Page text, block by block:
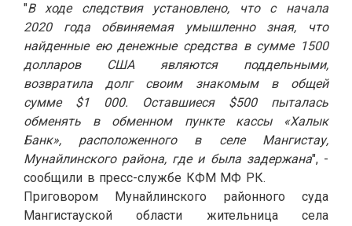
"В ходе следствия установлено, что с начала
2020 года обвиняемая умышленно зная, что
найденные ею денежные средства в сумме 1500
долларов США являются поддельными,
возвратила долг своим знакомым в общей
сумме $1 000. Оставшиеся $500 пыталась
обменять в обменном пункте кассы «Халык
Банк», расположенного в селе Мангистау,
Мунайлинского района, где и была задержана", -
сообщили в пресс-службе КФМ МФ РК.
Приговором Мунайлинского районного суда
Мангистауской области жительница села